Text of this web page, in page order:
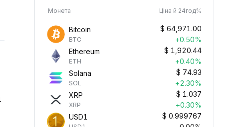
Монета Ціна й 24год%
Bitcoin
BTC
$ 64,971.00
+0.50%
Ethereum
ETH
$ 1,920.44
+0.40%
Solana
SOL
$ 74.93
+2.30%
XRP
XRP
$ 1.037
+0.30%
USD1
$ 0.999767